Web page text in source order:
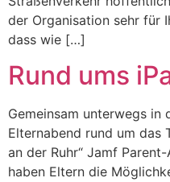
der Organisation sehr für
dass wie […]
Rund ums
Gemeinsam unterwegs in
Elternabend rund um das
an der Ruhr“ Jamf
haben Eltern die